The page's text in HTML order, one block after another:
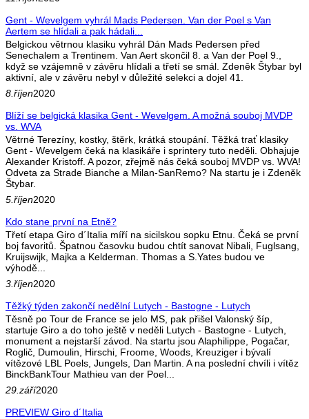
Gent - Wevelgem vyhrál Mads Pedersen. Van der Poel s Van
Aertem se hlídali a pak hádali...
Belgickou větrnou klasiku vyhrál Dán Mads Pedersen před
Senechalem a Trentinem. Van Aert skončil 8. a Van der Poel 9.,
když se vzájemně v závěru hlídali a třetí se smál. Zdeněk Štybar byl
aktivní, ale v závěru nebyl v důležité selekci a dojel 41.
8.říjen2020
Blíží se belgická klasika Gent - Wevelgem. A možná souboj MVDP
vs. WVA
Větrné Terezíny, kostky, štěrk, krátká stoupání. Těžká trať klasiky
Gent - Wevelgem čeká na klasikáře i sprintery tuto neděli. Obhajuje
Alexander Kristoff. A pozor, zřejmě nás čeká souboj MVDP vs. WVA!
Odveta za Strade Bianche a Milan-SanRemo? Na startu je i Zdeněk
Štybar.
5.říjen2020
Kdo stane první na Etně?
Třetí etapa Giro d´Italia míří na sicilskou sopku Etnu. Čeká se první
boj favoritů. Špatnou časovku budou chtít sanovat Nibali, Fuglsang,
Kruijswijk, Majka a Kelderman. Thomas a S.Yates budou ve
výhodě...
3.říjen2020
Těžký týden zakončí nedělní Lutych - Bastogne - Lutych
Těsně po Tour de France se jelo MS, pak přišel Valonský šíp,
startuje Giro a do toho ještě v neděli Lutych - Bastogne - Lutych,
monument a nejstarší závod. Na startu jsou Alaphilippe, Pogačar,
Roglič, Dumoulin, Hirschi, Froome, Woods, Kreuziger i bývalí
vítězové LBL Poels, Jungels, Dan Martin. A na poslední chvíli i vítěz
BinckBankTour Mathieu van der Poel...
29.září2020
PREVIEW Giro d´Italia